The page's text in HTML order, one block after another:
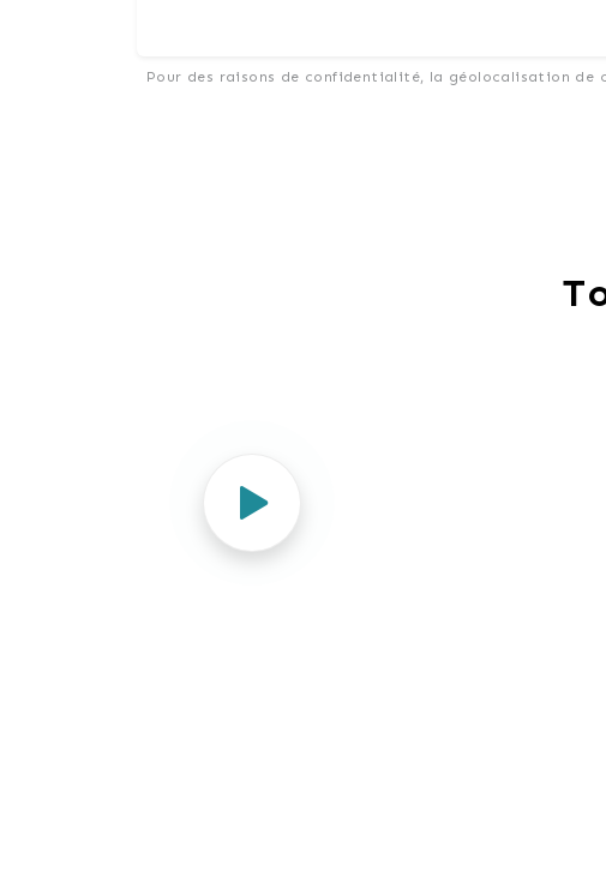
Pour des raisons de confidentialité, la géolocalisation de